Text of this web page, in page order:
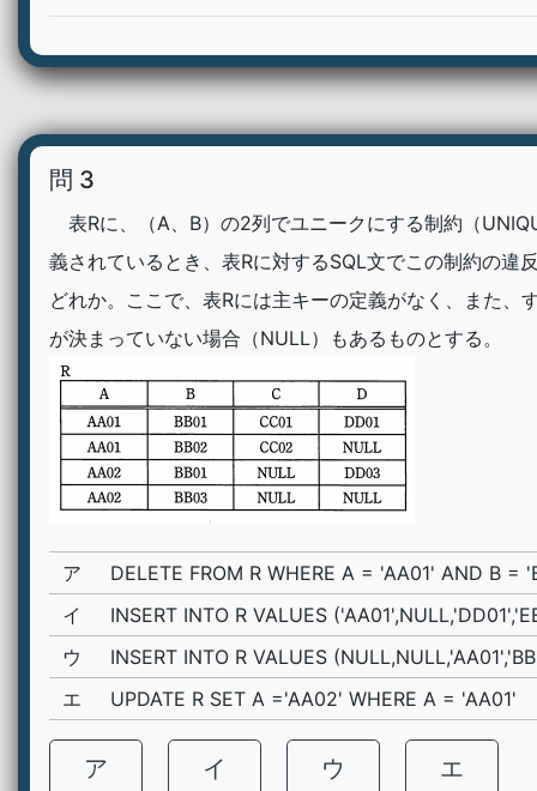
問 3
表Rに、（A、B）の2列でユニークにする制約（
義されているとき、表Rに対するSQL文でこの制約の違
どれか。ここで、表Rには主キーの定義がなく、また、
が決まっていない場合（NULL）もあるものとする。
ア
DELETE FROM R WHERE A = 'AA01' AND B =
イ
INSERT INTO R VALUES
ウ
INSERT INTO R VALUES
エ
UPDATE R SET A ='AA02' WHERE A = 'AA01'
ア イ ウ エ